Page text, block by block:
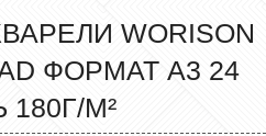
WORISON
ФОРМАТ А3 24
М²